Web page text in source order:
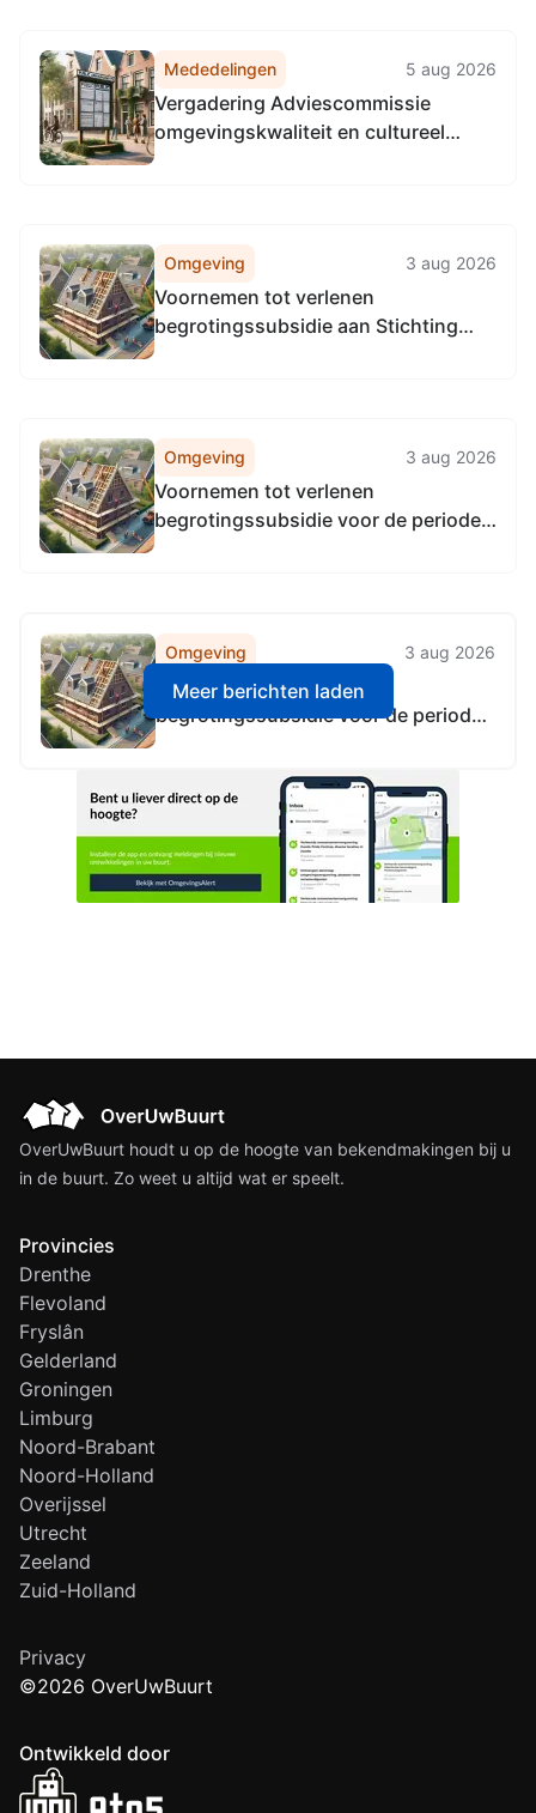
Mededelingen 5 aug 2026
Vergadering Adviescommissie
omgevingskwaliteit en cultureel
Omgeving 3 aug 2026
Voornemen tot verlenen
begrotingssubsidie aan Stichting
Omgeving 3 aug 2026
Voornemen tot verlenen
begrotingssubsidie voor de periode
Omgeving 3 aug 2026
Voornemen tot verlenen
begrotingssubsidie voor de periode
The Hague Street Art
Meer berichten laden
OverUwBuurt houdt u op de hoogte van bekendmakingen bij u
in de buurt. Zo weet u altijd wat er speelt.
Provincies
Drenthe
Flevoland
Fryslân
Gelderland
Groningen
Limburg
Noord-Brabant
Noord-Holland
Overijssel
Utrecht
Zeeland
Zuid-Holland
Privacy
©2026 OverUwBuurt
Ontwikkeld door